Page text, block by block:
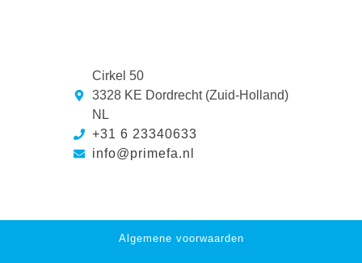
Cirkel 50
3328 KE Dordrecht (Zuid-Holland)
NL
+31 6 23340633
info@primefa.nl
Algemene voorwaarden